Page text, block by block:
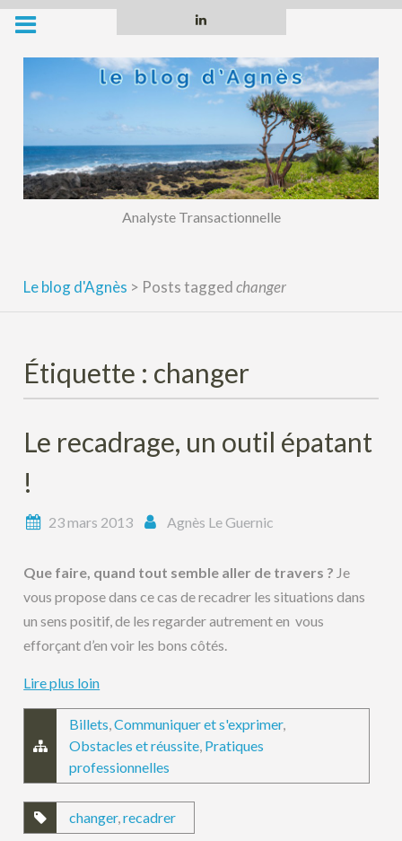
Skip
content
Analyste Transactionnelle
Le blog d'Agnès > Posts taggedchanger
Étiquette : changer
Le recadrage, un outil épatant
!
23 mars 2013 Agnès Le Guernic
Que faire, quand tout semble aller de travers ? Je
vous propose dans ce cas de recadrer les situations dans
un sens positif, de les regarder autrement en vous
efforçant d’en voir les bons côtés.
Lire plus loin
Billets,Communiquer et s'exprimer,
Obstacles et réussite, Pratiques
professionnelles
changer,recadrer